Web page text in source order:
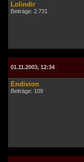
Lolindir
Beiträge: 2.731
01.11.2003, 12:34
Endivion
Beiträge: 109